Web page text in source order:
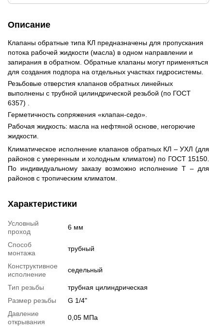
Описание
Клапаны обратные типа КЛ предназначены для пропускания
потока рабочей жидкости (масла) в одном направлении и
запирания в обратном. Обратные клапаны могут применяться
для создания подпора на отдельных участках гидросистемы.
Резьбовые отверстия клапанов обратных линейных
выполнены с трубной цилиндрической резьбой (по ГОСТ
6357) .
Герметичность сопряжения «клапан-седо».
Рабочая жидкость: масла на нефтяной основе, негорючие
жидкости.
Климатическое исполнение клапанов обратных КЛ – УХЛ (для
районов с умеренным и холодным климатом) по ГОСТ 15150.
По индивидуальному заказу возможно исполнение Т – для
районов с тропическим климатом.
Характеристики
Условный
проход
6 мм
Способ
монтажа
трубный
Конструктивное
исполнение
седельный
Тип резьбы
трубная цилиндрическая
Размер резьбы
G 1/4"
Давление
открывания
0,05 МПа